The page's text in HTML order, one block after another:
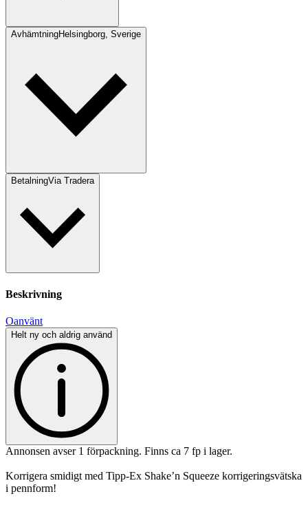
AvhämtningHelsingborg, Sverige
BetalningVia Tradera
Beskrivning
Oanvänt
Helt ny och aldrig använd
Annonsen avser 1 förpackning. Finns ca 7 fp i lager.
Korrigera smidigt med Tipp-Ex Shake’n Squeeze korrigeringsvätska
i pennform!